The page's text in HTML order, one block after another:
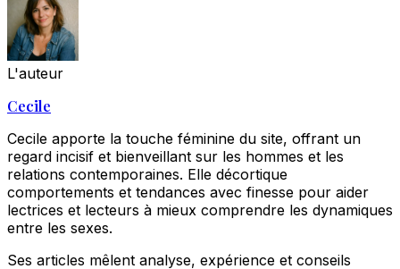
L'auteur
Cecile
Cecile apporte la touche féminine du site, offrant un
regard incisif et bienveillant sur les hommes et les
relations contemporaines. Elle décortique
comportements et tendances avec finesse pour aider
lectrices et lecteurs à mieux comprendre les dynamiques
entre les sexes.
Ses articles mêlent analyse, expérience et conseils